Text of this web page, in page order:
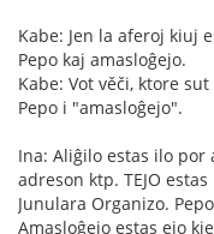
Kabe: Jen la aferoj kiuj
Pepo kaj amasloĝejo.
Kabe: Vot věči, ktore
Pepo i "amasloĝejo".
Ina: Aliĝilo estas ilo por
adreson ktp. TEJO
Junulara Organizo.
Amasloĝejo estas ejo